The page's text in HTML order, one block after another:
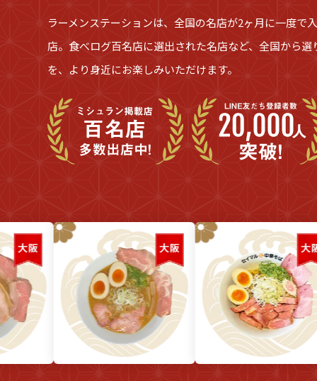
ラーメンステーションは、全国の名店が2ヶ月に一度で
店。食べログ百名店に選出された名店など、全国から
を、より身近にお楽しみいただけます。